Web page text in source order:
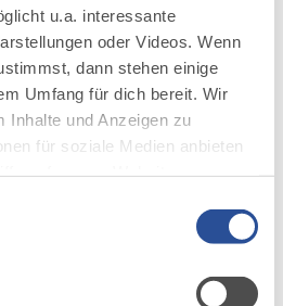
u.a. interessante
oder Videos. Wenn
dann stehen einige
Umfang für dich bereit. Wir
Inhalte und Anzeigen zu
für soziale Medien anbieten
Website an unsere Partner
Daten zusammen, die du